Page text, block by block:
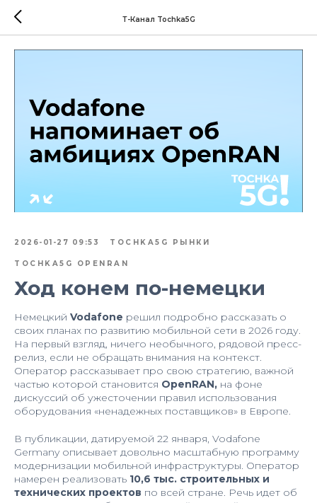
Т-Канал Tochka5G
2026-01-27 09:53 TOCHKA5G РЫНКИ
TOCHKA5G OPENRAN
Ход конем по-немецки
Немецкий Vodafone решил подробно рассказать о
своих планах по развитию мобильной сети в 2026 году.
На первый взгляд, ничего необычного, рядовой пресс-
релиз, если не обращать внимания на контекст.
Оператор рассказывает про свою стратегию, важной
частью которой становится OpenRAN, на фоне
дискуссий об ужесточении правил использования
оборудования «ненадежных поставщиков» в Европе.
В публикации, датируемой 22 января, Vodafone
Germany описывает довольно масштабную программу
модернизации мобильной инфраструктуры. Оператор
намерен реализовать 10,6 тыс. строительных и
технических проектов по всей стране. Речь идет об